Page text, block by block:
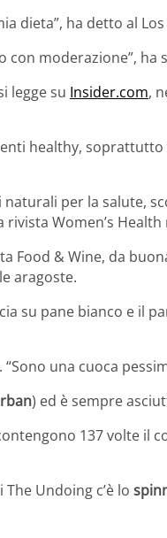
dieta”, ha detto al
moderazione”, ha
legge su Insider.com,
healthy,
per la salute,
Women’s Health
Food & Wine, da
aragoste.
su pane bianco e il
una cuoca
) ed è sempre
137 volte il
Undoing c’è lo